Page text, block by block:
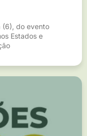
(6), do evento
Estados e